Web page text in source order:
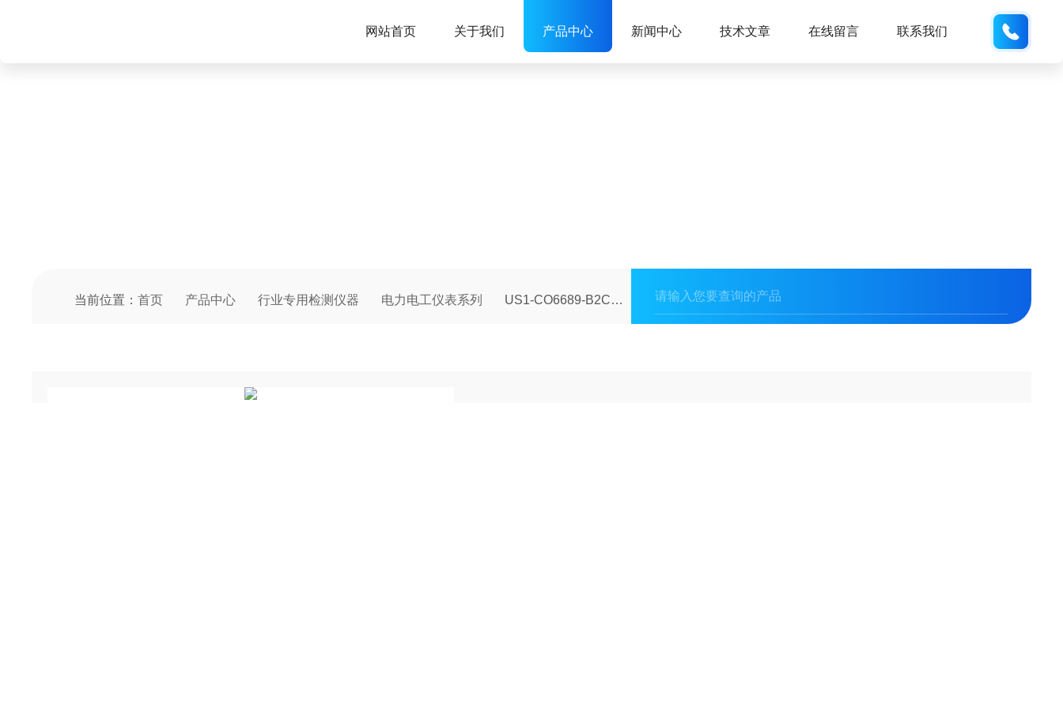
网站首页 关于我们 产品中心 新闻中心 技术文章 在线留言 联系我们
当前位置：首页 产品中心 行业专用检测仪器 电力电工仪表系列 US1-CO6689-B2CXL氧分析仪电池/ 微燃料电池/氧传感器价格